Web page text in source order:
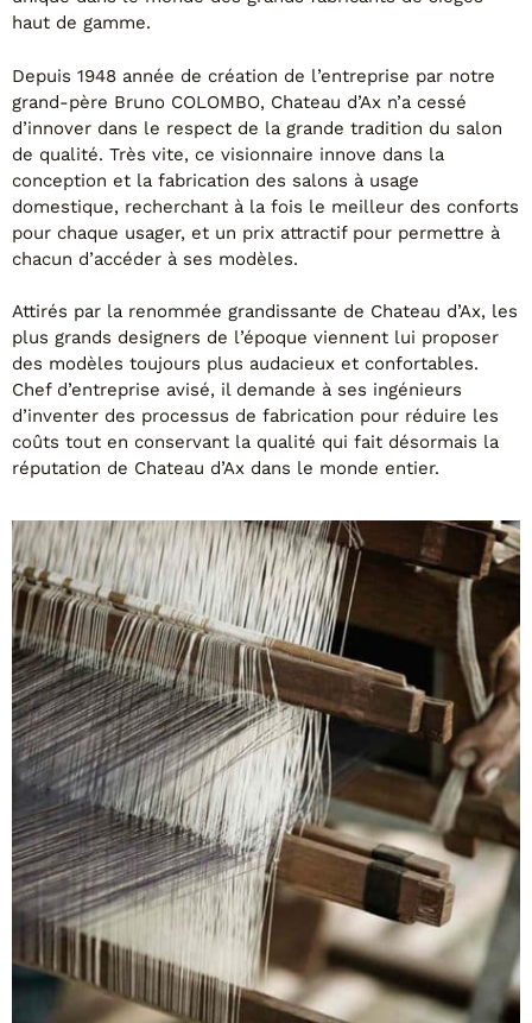
Tous les produits
Voir tous les produits et collections
haut de gamme.
Depuis 1948 année de création de l’entreprise par notre
grand-père Bruno COLOMBO, Chateau d’Ax n’a cessé
d’innover dans le respect de la grande tradition du salon
de qualité. Très vite, ce visionnaire innove dans la
conception et la fabrication des salons à usage
domestique, recherchant à la fois le meilleur des conforts
pour chaque usager, et un prix attractif pour permettre à
chacun d’accéder à ses modèles.
Attirés par la renommée grandissante de Chateau d’Ax, les
plus grands designers de l’époque viennent lui proposer
des modèles toujours plus audacieux et confortables.
Chef d’entreprise avisé, il demande à ses ingénieurs
d’inventer des processus de fabrication pour réduire les
coûts tout en conservant la qualité qui fait désormais la
réputation de Chateau d’Ax dans le monde entier.